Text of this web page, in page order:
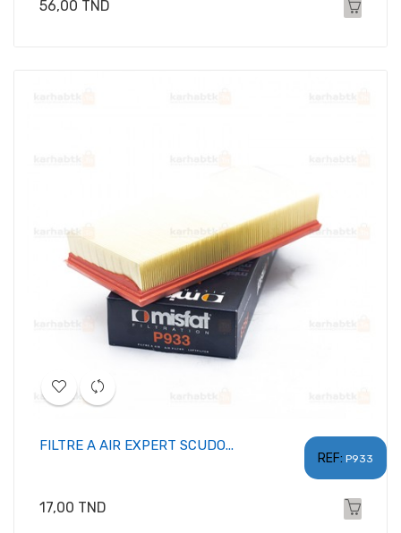
Prix
56,00 TND
REF: P933
FILTRE A AIR EXPERT SCUDO...
Prix
17,00 TND